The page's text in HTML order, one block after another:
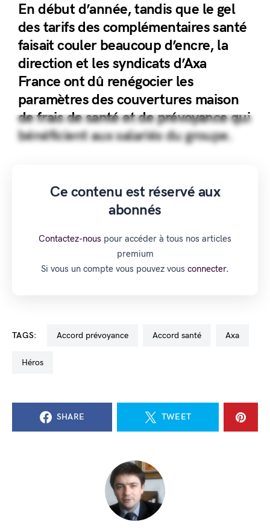
En début d’année, tandis que le gel
des tarifs des complémentaires santé
faisait couler beaucoup d’encre, la
direction et les syndicats d’Axa
France ont dû renégocier les
paramètres des couvertures maison
de frais de santé et de prévoyance qui
bénéficient aux salariés du groupe.
Ce contenu est réservé aux
abonnés
Contactez-nous pour accéder à tous nos articles
premium
Si vous un compte vous pouvez vous connecter.
TAGS: accord prévoyance accord santé Axa
Héros
SHARE TWEET